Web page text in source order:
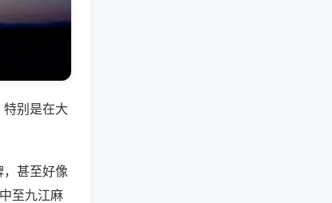
别是在大
甚至好像
至九江麻